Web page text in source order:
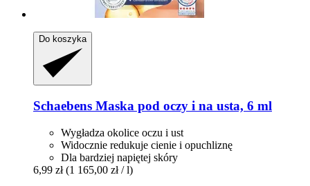
Do koszyka
Schaebens Maska pod oczy i na usta, 6 ml
Wygładza okolice oczu i ust
Widocznie redukuje cienie i opuchliznę
Dla bardziej napiętej skóry
6,99 zł (1 165,00 zł / l)